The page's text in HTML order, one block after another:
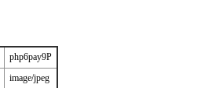
php6pay9P
image/jpeg